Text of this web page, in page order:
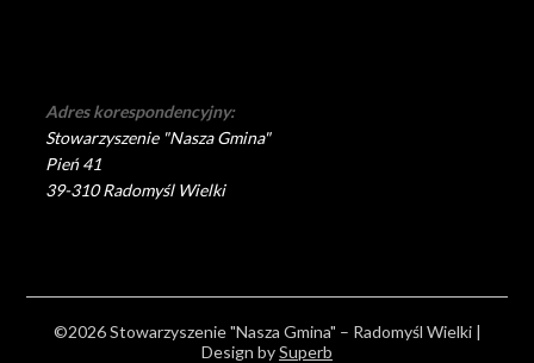
Adres korespondencyjny:
Stowarzyszenie "Nasza Gmina"
Pień 41
39-310 Radomyśl Wielki
©2026 Stowarzyszenie "Nasza Gmina" – Radomyśl Wielki |
Design bySuperb